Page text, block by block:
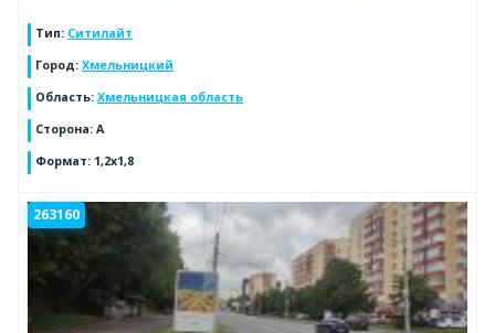
Тип: Ситилайт
Город: Хмельницкий
Область: Хмельницкая область
Сторона: А
Формат: 1,2х1,8
263160